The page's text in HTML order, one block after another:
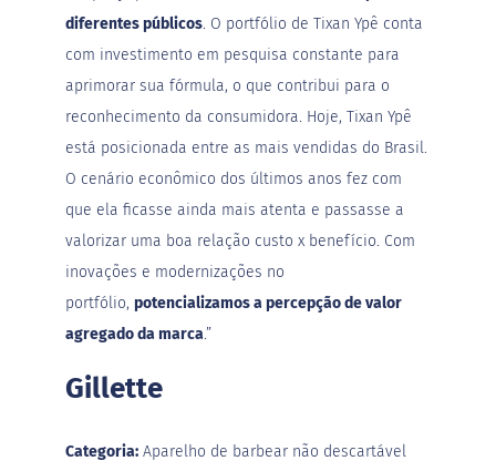
diferentes públicos. O portfólio de Tixan Ypê conta
com investimento em pesquisa constante para
aprimorar sua fórmula, o que contribui para o
reconhecimento da consumidora. Hoje, Tixan Ypê
está posicionada entre as mais vendidas do Brasil.
O cenário econômico dos últimos anos fez com
que ela ficasse ainda mais atenta e passasse a
valorizar uma boa relação custo x benefício. Com
inovações e modernizações no
portfólio, potencializamos a percepção de valor
agregado da marca.”
Gillette
Categoria:Aparelho de barbear não descartável